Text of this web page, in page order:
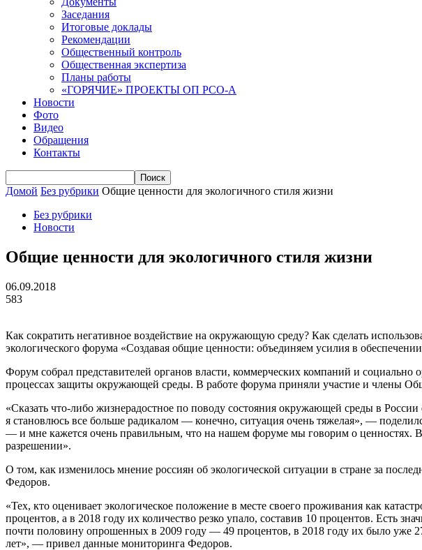
Заседания
Итоговые доклады
Рекомендации
Общественный контроль
Общественная экспертиза
Планы работы
«ГОРЯЧИЕ» ПРОЕКТЫ ОП РСО-А
Новости
Фото
Видео
Обращения
Контакты
Домой Без рубрики Общие ценности для экологичного стиля жизни
Без рубрики
Новости
Общие ценности для экологичного стиля жизни
06.09.2018
583
Как сократить негативное воздействие на окружающую среду? Как сделать
экологического форума «Создавая общие ценности: объединяем усилия в
Форум собрал представителей органов власти, коммерческих компаний и
процессах защиты окружающей среды. В работе форума приняли участие и члены
«Сказать что-либо жизнерадостное по поводу состояния окружающей среды в
я становлюсь все больше радикалом — конечно, ситуация очень тяжелая», —
— и мне кажется очень правильным, что на нашем форуме мы говорим о ценностях.
разрешении».
О том, как изменилось мнение россиян об экологической ситуации в стране за
Федоров.
«Тех, кто оценивает экологическое положение в месте своего проживания как
процентов, а в 2018 году их количество резко упало, составив 10 процентов. Есть
почти половину опрошенных в 2009 году — 49 процентов, в 2018 году их было уже
лет», — привел данные мониторинга Федоров.